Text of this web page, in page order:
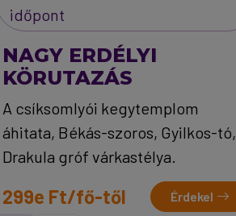
időpont
NAGY ERDÉLYI
KÖRUTAZÁS
A csíksomlyói kegytemplom
áhitata, Békás-szoros, Gyilkos-tó,
Drakula gróf várkastélya.
299e Ft/fő-től Érdekel